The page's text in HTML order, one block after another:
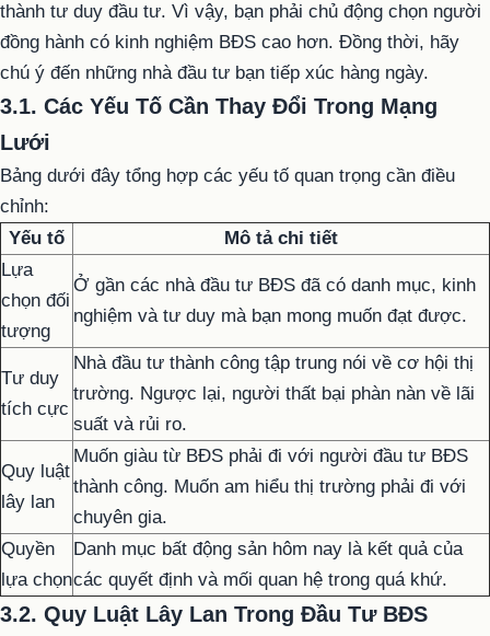
thành tư duy đầu tư. Vì vậy, bạn phải chủ động chọn người
đồng hành có kinh nghiệm BĐS cao hơn. Đồng thời, hãy
chú ý đến những nhà đầu tư bạn tiếp xúc hàng ngày.
3.1. Các Yếu Tố Cần Thay Đổi Trong Mạng
Lưới
Bảng dưới đây tổng hợp các yếu tố quan trọng cần điều
chỉnh:
Yếu tố
Mô tả chi tiết
Lựa
chọn đối
tượng
Ở gần các nhà đầu tư BĐS đã có danh mục, kinh
nghiệm và tư duy mà bạn mong muốn đạt được.
Tư duy
tích cực
Nhà đầu tư thành công tập trung nói về cơ hội thị
trường. Ngược lại, người thất bại phàn nàn về lãi
suất và rủi ro.
Quy luật
lây lan
Muốn giàu từ BĐS phải đi với người đầu tư BĐS
thành công. Muốn am hiểu thị trường phải đi với
chuyên gia.
Quyền
lựa chọn
Danh mục bất động sản hôm nay là kết quả của
các quyết định và mối quan hệ trong quá khứ.
3.2. Quy Luật Lây Lan Trong Đầu Tư BĐS